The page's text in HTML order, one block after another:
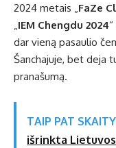
2024 metais „FaZe
„IEM Chengdu 2024
dar vieną pasaulio
Šanchajuje, bet deja
pranašumą.
TAIP PAT
išrinkta